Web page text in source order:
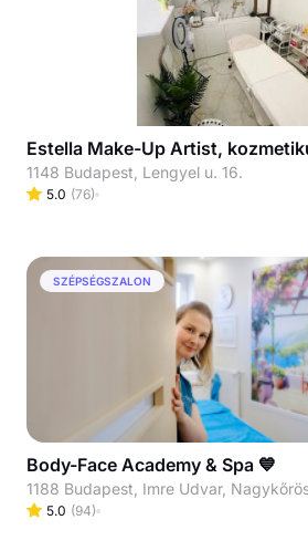
Estella Make-Up Artist,
1148 Budapest, Lengyel u. 16.
5.0 (76)
SZÉPSÉGSZALON
Body-Face Academy & Spa 💙
1188 Budapest, Imre Udvar,
5.0 (94)